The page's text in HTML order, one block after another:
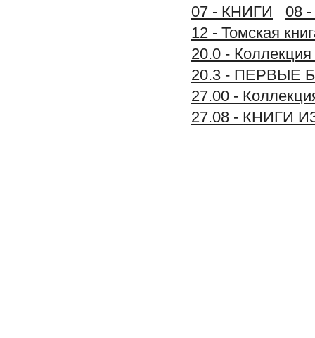
07 - КНИГИ
08
12 - Томская
20.0 -
20.3 - ПЕРВЫЕ
27.00 -
27.08 - КНИГИ